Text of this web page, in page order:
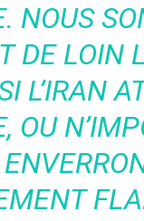
NOUS
DE LOIN
L’IRAN
OU